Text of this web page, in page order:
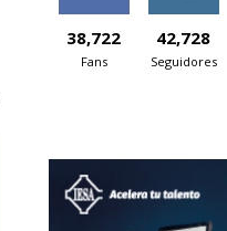
38,722
Fans
42,728
Seguidores